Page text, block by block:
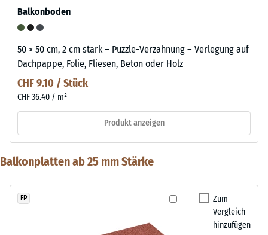
Balkonboden
50 × 50 cm, 2 cm stark – Puzzle-Verzahnung – Verlegung auf
Dachpappe, Folie, Fliesen, Beton oder Holz
CHF 9.10 / Stück
CHF 36.40 / m²
Produkt anzeigen
Balkonplatten ab 25 mm Stärke
Zum
Vergleich
hinzufügen
FP